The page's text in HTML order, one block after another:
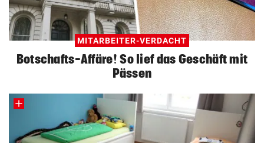
MITARBEITER-VERDACHT
Botschafts-Affäre! So lief das Geschäft mit
Pässen